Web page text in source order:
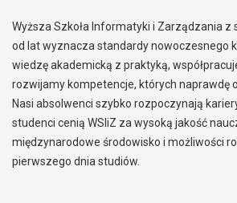
Wyższa Szkoła Informatyki i Zarządzania z
od lat wyznacza standardy nowoczesnego
wiedzę akademicką z praktyką,
rozwijamy kompetencje, których naprawdę
Nasi absolwenci szybko rozpoczynają
studenci cenią WSIiZ za wysoką jakość
międzynarodowe środowisko i możliwości
pierwszego dnia studiów.